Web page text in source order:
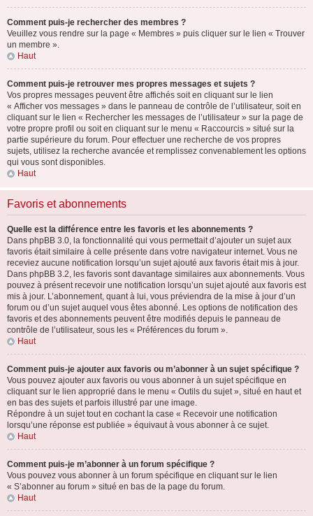
Comment puis-je rechercher des membres ?
Veuillez vous rendre sur la page « Membres » puis cliquer sur le lien « Trouver
un membre ».
Haut
Comment puis-je retrouver mes propres messages et sujets ?
Vos propres messages peuvent être affichés soit en cliquant sur le lien
« Afficher vos messages » dans le panneau de contrôle de l’utilisateur, soit en
cliquant sur le lien « Rechercher les messages de l’utilisateur » sur la page de
votre propre profil ou soit en cliquant sur le menu « Raccourcis » situé sur la
partie supérieure du forum. Pour effectuer une recherche de vos propres
sujets, utilisez la recherche avancée et remplissez convenablement les options
qui vous sont disponibles.
Haut
Favoris et abonnements
Quelle est la différence entre les favoris et les abonnements ?
Dans phpBB 3.0, la fonctionnalité qui vous permettait d’ajouter un sujet aux
favoris était similaire à celle présente dans votre navigateur internet. Vous ne
receviez aucune notification lorsqu’un sujet ajouté aux favoris était mis à jour.
Dans phpBB 3.2, les favoris sont davantage similaires aux abonnements. Vous
pouvez à présent recevoir une notification lorsqu’un sujet ajouté aux favoris est
mis à jour. L’abonnement, quant à lui, vous préviendra de la mise à jour d’un
forum ou d’un sujet auquel vous êtes abonné. Les options de notification des
favoris et des abonnements peuvent être modifiés depuis le panneau de
contrôle de l’utilisateur, sous les « Préférences du forum ».
Haut
Comment puis-je ajouter aux favoris ou m’abonner à un sujet spécifique ?
Vous pouvez ajouter aux favoris ou vous abonner à un sujet spécifique en
cliquant sur le lien approprié dans le menu « Outils du sujet », situé en haut et
en bas des sujets et parfois illustré par une image.
Répondre à un sujet tout en cochant la case « Recevoir une notification
lorsqu’une réponse est publiée » équivaut à vous abonner à ce sujet.
Haut
Comment puis-je m’abonner à un forum spécifique ?
Vous pouvez vous abonner à un forum spécifique en cliquant sur le lien
« S’abonner au forum » situé en bas de la page du forum.
Haut